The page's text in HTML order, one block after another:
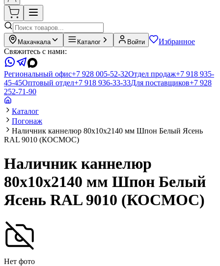
Махачкала Каталог Войти
Избранное
Свяжитесь с нами:
Региональный офис+7 928 005-52-32Отдел продаж+7 918 935-
45-45Оптовый отдел+7 918 936-33-33Для поставщиков+7 928
252-71-90
Каталог
Погонаж
Наличник каннелюр 80х10х2140 мм Шпон Белый Ясень
RAL 9010 (КОСМОС)
Наличник каннелюр
80х10х2140 мм Шпон Белый
Ясень RAL 9010 (КОСМОС)
Нет фото